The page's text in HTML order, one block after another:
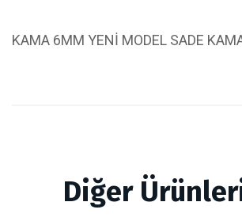
KAMA 6MM YENİ MODEL SADE
Diğer